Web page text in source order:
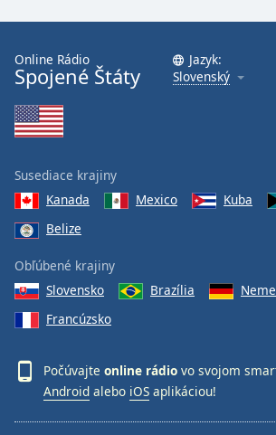
Online Rádio
Spojené Štáty
Jazyk:
Slovenský
Susediace krajiny
Kanada
Mexico Kuba
Belize
Obľúbené krajiny
Slovensko
Brazília
Francúzsko
Počúvajte online rádio vo svojom
Android alebo iOS aplikáciou!